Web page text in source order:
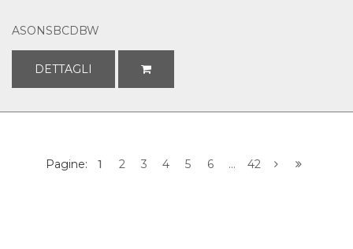
ASONSBCDBW
DETTAGLI
Pagine: 1 2 3 4 5 6 ... 42